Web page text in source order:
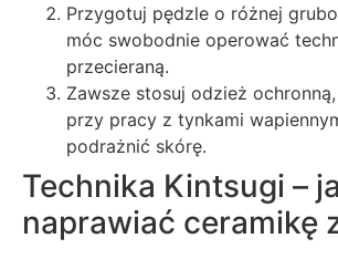
Przygotuj pędzle o różnej
móc swobodnie operować
przecieraną.
Zawsze stosuj odzież
przy pracy z tynkami
podrażnić skórę.
Technika Kintsugi –
naprawiać ceramikę